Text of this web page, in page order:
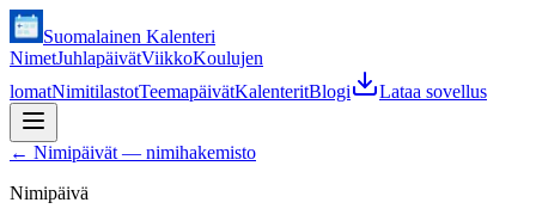
Suomalainen Kalenteri
NimetJuhlapäivätViikkoKoulujen
lomatNimitilastotTeemapäivätKalenteritBlogi Lataa sovellus
← Nimipäivät — nimihakemisto
Nimipäivä